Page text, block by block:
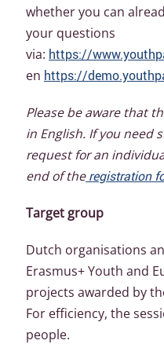
whether you can
your questions
via: https://
en https://
Please be aware that
in English. If you need
request for an
end of theregistration
Target group
Dutch organisations
Erasmus+ Youth and
projects awarded by
For efficiency, the
people.